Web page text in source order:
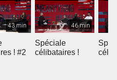
43 min
! #2
46 min
Spéciale
célibataires !